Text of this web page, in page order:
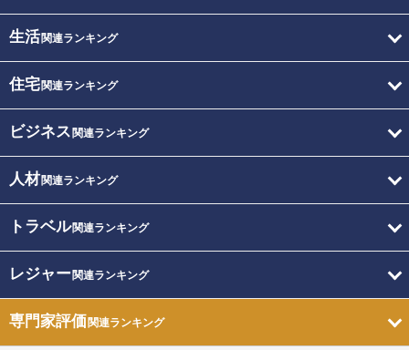
生活関連ランキング
住宅関連ランキング
ビジネス 関連ランキング
人材関連ランキング
トラベル関連ランキング
レジャー関連ランキング
専門家評価関連ランキング